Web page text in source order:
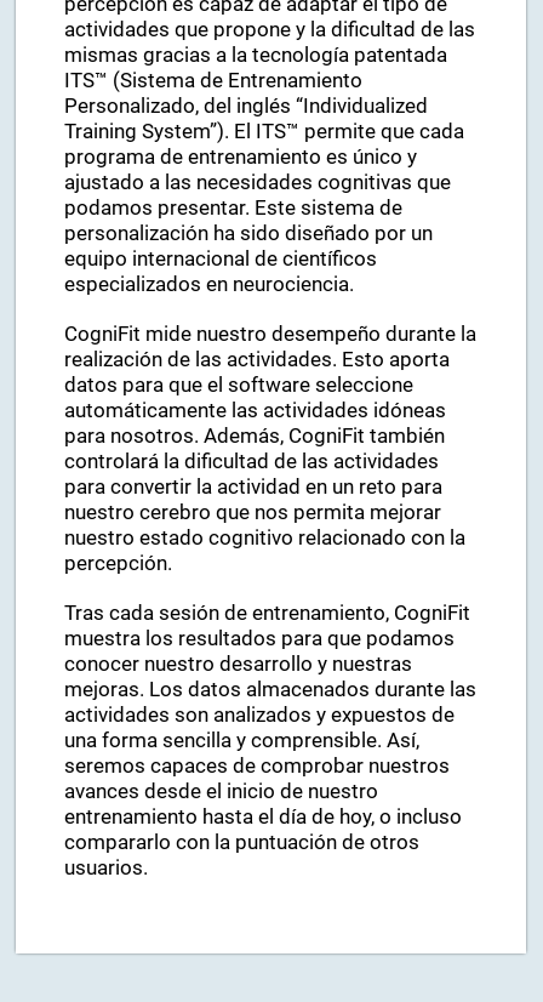
El entrenamiento de CogniFit para la
percepción es capaz de adaptar el tipo de
actividades que propone y la dificultad de las
mismas gracias a la tecnología patentada
ITS™ (Sistema de Entrenamiento
Personalizado, del inglés “Individualized
Training System”). El ITS™ permite que cada
programa de entrenamiento es único y
ajustado a las necesidades cognitivas que
podamos presentar. Este sistema de
personalización ha sido diseñado por un
equipo internacional de científicos
CogniFit mide nuestro desempeño durante la
realización de las actividades. Esto aporta
datos para que el software seleccione
automáticamente las actividades idóneas
para nosotros. Además, CogniFit también
controlará la dificultad de las actividades
para convertir la actividad en un reto para
nuestro cerebro que nos permita mejorar
nuestro estado cognitivo relacionado con la
Tras cada sesión de entrenamiento, CogniFit
muestra los resultados para que podamos
conocer nuestro desarrollo y nuestras
mejoras. Los datos almacenados durante las
actividades son analizados y expuestos de
una forma sencilla y comprensible. Así,
seremos capaces de comprobar nuestros
avances desde el inicio de nuestro
entrenamiento hasta el día de hoy, o incluso
compararlo con la puntuación de otros